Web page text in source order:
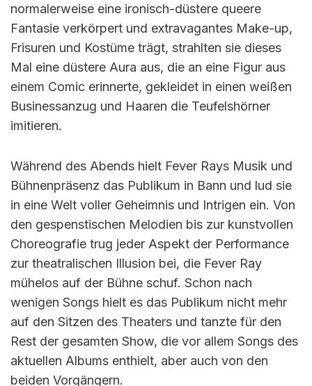
normalerweise eine ironisch-düstere queere
Fantasie verkörpert und extravagantes Make-up,
Frisuren und Kostüme trägt, strahlten sie dieses
Mal eine düstere Aura aus, die an eine Figur aus
einem Comic erinnerte, gekleidet in einen weißen
Businessanzug und Haaren die Teufelshörner
imitieren.
Während des Abends hielt Fever Rays Musik und
Bühnenpräsenz das Publikum in Bann und lud sie
in eine Welt voller Geheimnis und Intrigen ein. Von
den gespenstischen Melodien bis zur kunstvollen
Choreografie trug jeder Aspekt der Performance
zur theatralischen Illusion bei, die Fever Ray
mühelos auf der Bühne schuf. Schon nach
wenigen Songs hielt es das Publikum nicht mehr
auf den Sitzen des Theaters und tanzte für den
Rest der gesamten Show, die vor allem Songs des
aktuellen Albums enthielt, aber auch von den
beiden Vorgängern.